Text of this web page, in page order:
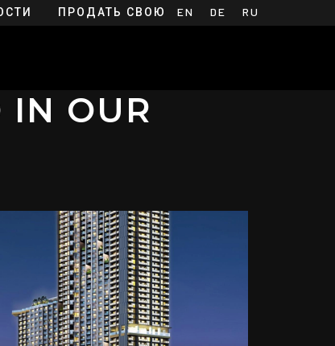
ПРОДАТЬ СВОЮ
EN DE RU
IN OUR
4 690 000